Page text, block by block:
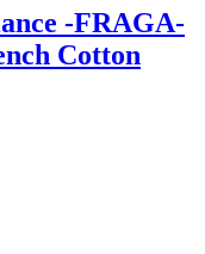
-FRAGA-
Cotton